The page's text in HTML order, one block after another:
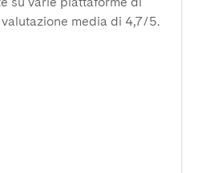
media di 4,7/5.